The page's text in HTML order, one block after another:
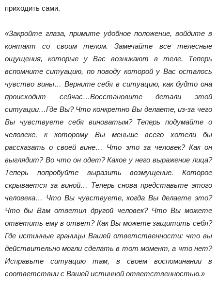
приходить сами.
«Закройте глаза, примите удобное положение, войдите в
контакт со своим телом. Замечайте все телесные
ощущения, которые у Вас возникают в теле. Теперь
вспомните ситуацию, по поводу которой у Вас осталось
чувство вины… Верните себя в ситуацию, как будто она
происходит сейчас…Восстановите детали этой
ситуации…Где Вы? Что конкретно Вы делаете, из-за чего
Вы чувствуете себя виноватым? Теперь подумайте о
человеке, к которому Вы меньше всего хотели бы
рассказать о своей вине… Что это за человек? Как он
выглядит? Во что он одет? Какое у него выражение лица?
Теперь попробуйте выразить возмущение. Которое
скрывается за виной… Теперь снова представьте этого
человека… Что Вы чувствуете, когда Вы делаете это?
Что бы Вам ответил другой человек? Что Вы можете
ответить ему в ответ? Как Вы можете защитить себя?
Где истинные границы Вашей ответственности: что вы
действительно могли сделать в тот момент, а что нет?
Исправьте ситуацию там, в своем воспоминании в
соответствии с Вашей истинной ответственностью.»